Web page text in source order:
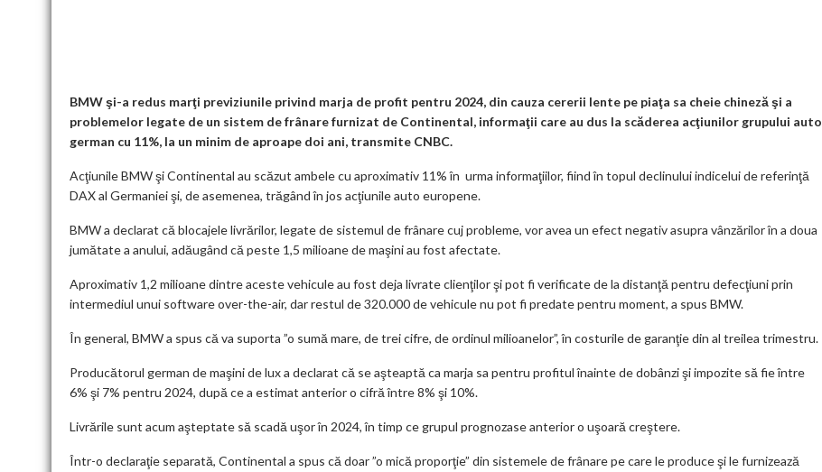
k
p
m
o
o
k
m
ar
ks
BMW şi-a redus marţi previziunile privind marja de profit pentru 2024, din cauza cererii lente pe piaţa sa cheie chineză şi a
problemelor legate de un sistem de frânare furnizat de Continental, informaţii care au dus la scăderea acţiunilor grupului auto
german cu 11%, la un minim de aproape doi ani, transmite CNBC.
Acţiunile BMW şi Continental au scăzut ambele cu aproximativ 11% în urma informaţiilor, fiind în topul declinului indicelui de referinţă
DAX al Germaniei şi, de asemenea, trăgând în jos acţiunile auto europene.
BMW a declarat că blocajele livrărilor, legate de sistemul de frânare cuj probleme, vor avea un efect negativ asupra vânzărilor în a doua
jumătate a anului, adăugând că peste 1,5 milioane de maşini au fost afectate.
Aproximativ 1,2 milioane dintre aceste vehicule au fost deja livrate clienţilor şi pot fi verificate de la distanţă pentru defecţiuni prin
intermediul unui software over-the-air, dar restul de 320.000 de vehicule nu pot fi predate pentru moment, a spus BMW.
În general, BMW a spus că va suporta ”o sumă mare, de trei cifre, de ordinul milioanelor”, în costurile de garanţie din al treilea trimestru.
Producătorul german de maşini de lux a declarat că se aşteaptă ca marja sa pentru profitul înainte de dobânzi şi impozite să fie între
6% şi 7% pentru 2024, după ce a estimat anterior o cifră între 8% şi 10%.
Livrările sunt acum aşteptate să scadă uşor în 2024, în timp ce grupul prognozase anterior o uşoară creştere.
Într-o declaraţie separată, Continental a spus că doar ”o mică proporţie” din sistemele de frânare pe care le produce şi le furnizează